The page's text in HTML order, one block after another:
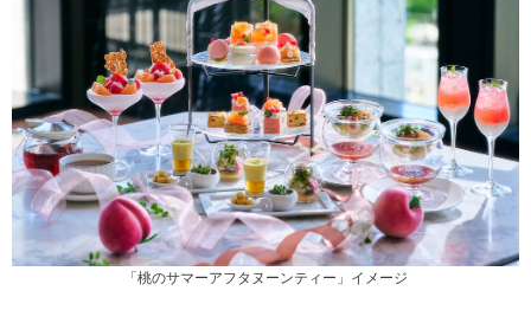
「桃のサマーアフタヌーンティー」イメージ